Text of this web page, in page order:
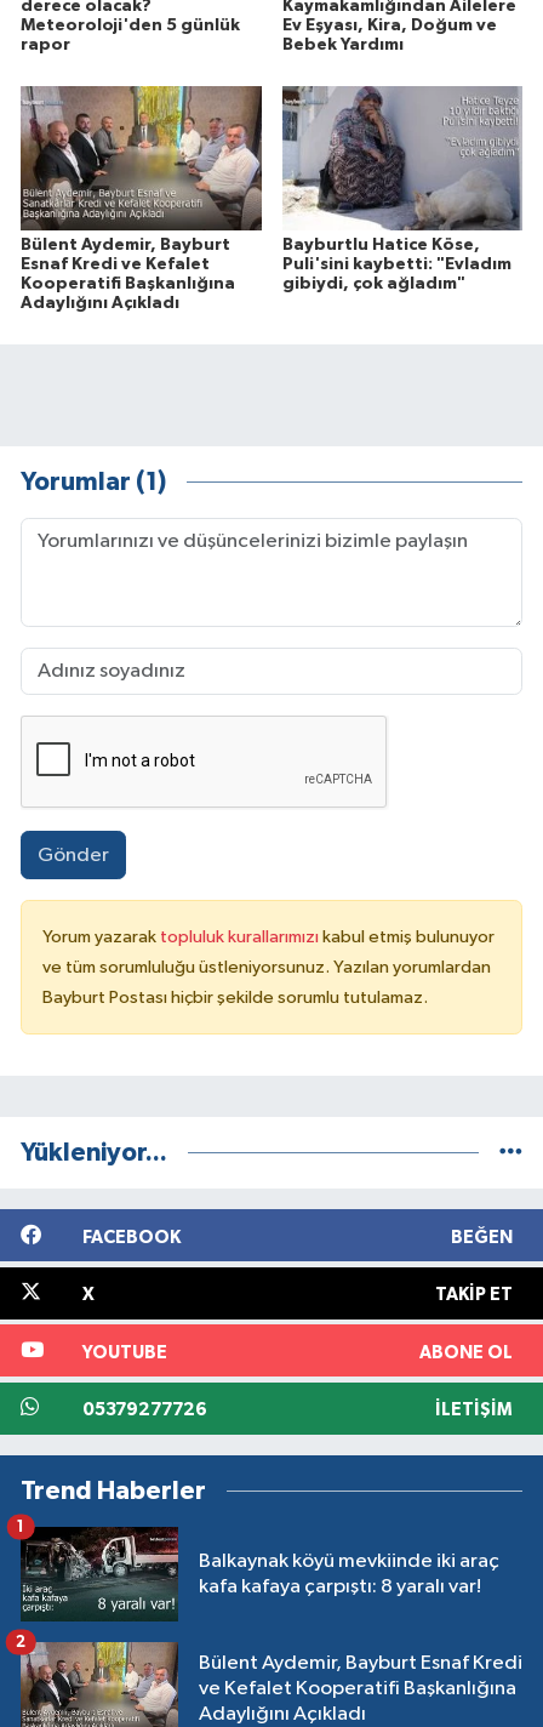
derece olacak?
Meteoroloji'den 5 günlük
rapor
Kaymakamlığından Ailelere
Ev Eşyası, Kira, Doğum ve
Bebek Yardımı
Bülent Aydemir, Bayburt
Esnaf Kredi ve Kefalet
Kooperatifi Başkanlığına
Adaylığını Açıkladı
Bayburtlu Hatice Köse,
Puli'sini kaybetti: "Evladım
gibiydi, çok ağladım"
Yorumlar (1)
Gönder
Yorum yazarak topluluk kurallarımızı kabul etmiş bulunuyor
ve tüm sorumluluğu üstleniyorsunuz. Yazılan yorumlardan
Bayburt Postası hiçbir şekilde sorumlu tutulamaz.
Yükleniyor...
FACEBOOK BEĞEN
X TAKIP ET
YOUTUBE ABONE OL
05379277726 İLETIŞIM
Trend Haberler
Balkaynak köyü mevkiinde iki araç
kafa kafaya çarpıştı: 8 yaralı var!
1
Bülent Aydemir, Bayburt Esnaf Kredi
ve Kefalet Kooperatifi Başkanlığına
Adaylığını Açıkladı
2